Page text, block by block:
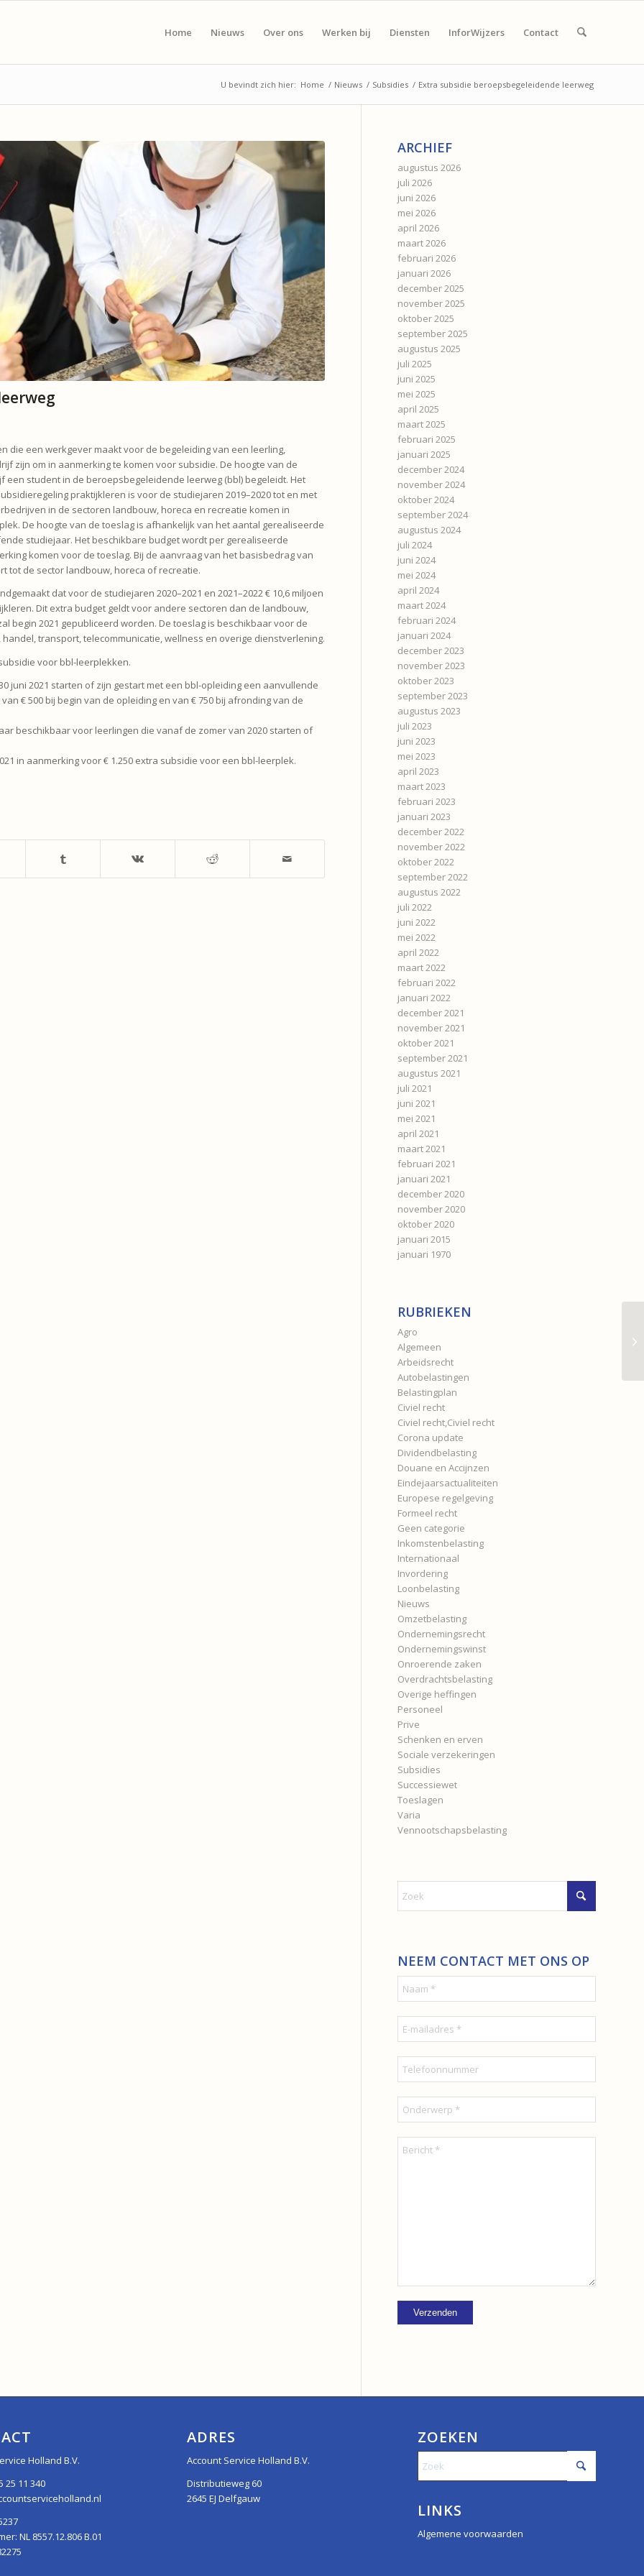
Home Nieuws Over ons Werken bij Diensten InforWijzers Contact
U bevindt zich hier: Home / Nieuws / Subsidies / Extra subsidie beroepsbegeleidende leerweg
die een werkgever maakt voor de begeleiding van een leerling,
zijn om in aanmerking te komen voor subsidie. De hoogte van de
student in de beroepsbegeleidende leerweg (bbl) begeleidt. Het
praktijkleren is voor de studiejaren 2019–2020 tot en met
in de sectoren landbouw, horeca en recreatie komen in
De hoogte van de toeslag is afhankelijk van het aantal gerealiseerde
studiejaar. Het beschikbare budget wordt per gerealiseerde
komen voor de toeslag. Bij de aanvraag van het basisbedrag van
tot de sector landbouw, horeca of recreatie.
dat voor de studiejaren 2020–2021 en 2021–2022 € 10,6 miljoen
Dit extra budget geldt voor andere sectoren dan de landbouw,
begin 2021 gepubliceerd worden. De toeslag is beschikbaar voor de
transport, telecommunicatie, wellness en overige dienstverlening.
voor bbl-leerplekken.
juni 2021 starten of zijn gestart met een bbl-opleiding een aanvullende
€ 500 bij begin van de opleiding en van € 750 bij afronding van de
beschikbaar voor leerlingen die vanaf de zomer van 2020 starten of
in aanmerking voor € 1.250 extra subsidie voor een bbl-leerplek.
ARCHIEF
augustus 2026
juli 2026
juni 2026
mei 2026
april 2026
maart 2026
februari 2026
januari 2026
december 2025
november 2025
oktober 2025
september 2025
augustus 2025
juli 2025
juni 2025
mei 2025
april 2025
maart 2025
februari 2025
januari 2025
december 2024
november 2024
oktober 2024
september 2024
augustus 2024
juli 2024
juni 2024
mei 2024
april 2024
maart 2024
februari 2024
januari 2024
december 2023
november 2023
oktober 2023
september 2023
augustus 2023
juli 2023
juni 2023
mei 2023
april 2023
maart 2023
februari 2023
januari 2023
december 2022
november 2022
oktober 2022
september 2022
augustus 2022
juli 2022
juni 2022
mei 2022
april 2022
maart 2022
februari 2022
januari 2022
december 2021
november 2021
oktober 2021
september 2021
augustus 2021
juli 2021
juni 2021
mei 2021
april 2021
maart 2021
februari 2021
januari 2021
december 2020
november 2020
oktober 2020
januari 2015
januari 1970
RUBRIEKEN
Agro
Algemeen
Arbeidsrecht
Autobelastingen
Belastingplan
Civiel recht
Civiel recht,Civiel recht
Corona update
Dividendbelasting
Douane en Accijnzen
Eindejaarsactualiteiten
Europese regelgeving
Formeel recht
Geen categorie
Inkomstenbelasting
Internationaal
Invordering
Loonbelasting
Nieuws
Omzetbelasting
Ondernemingsrecht
Ondernemingswinst
Onroerende zaken
Overdrachtsbelasting
Overige heffingen
Personeel
Prive
Schenken en erven
Sociale verzekeringen
Subsidies
Successiewet
Toeslagen
Varia
Vennootschapsbelasting
NEEM CONTACT MET ONS OP
Holland B.V.
25 11 340
NL 8557.12.806 B.01
ADRES
Account Service Holland B.V.
Distributieweg 60
2645 EJ Delfgauw
ZOEKEN
LINKS
Algemene voorwaarden